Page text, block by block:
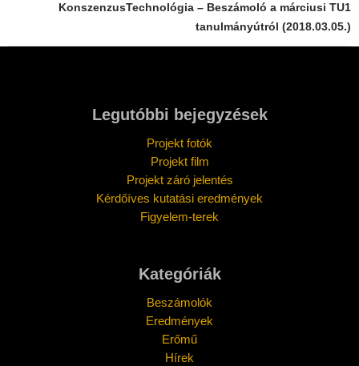
KonszenzusTechnológia – Beszámoló a márciusi TU1
tanulmányútról (2018.03.05.)
Legutóbbi bejegyzések
Projekt fotók
Projekt film
Projekt záró jelentés
Kérdőíves kutatási eredmények
Figyelem-terek
Kategóriák
Beszámolók
Eredmények
Erőmű
Hírek